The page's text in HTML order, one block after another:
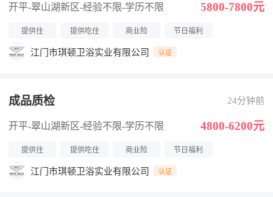
开平-翠山湖新区-经验不限-学历不限 5800-7800元
提供住 提供吃住 商业险 节日福利
江门市琪顿卫浴实业有限公司 认证
成品质检 24分钟前
开平-翠山湖新区-经验不限-学历不限 4800-6200元
提供住 提供吃住 商业险 节日福利
江门市琪顿卫浴实业有限公司 认证